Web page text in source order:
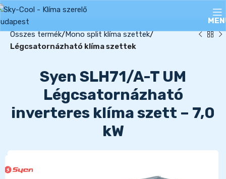
Összes termék Mono split klíma szettek
Légcsatornázható klíma szettek
Syen SLH71/A-T UM
Légcsatornázható
inverteres klíma szett – 7,0
kW